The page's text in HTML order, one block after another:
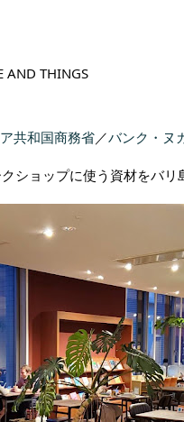
AND THINGS
共和国商務省／バンク・ヌ
ショップに使う資材をバリ